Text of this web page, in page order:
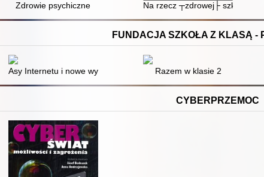
psychologicznej
Zdrowie psychiczne Na rzecz ┬zdrowej├ szkoły
FUNDACJA SZKOŁA Z KLASĄ -
o wartościach, emocjach i bezpieczeństwie w internecie
Asy Internetu i nowe wyzwania : pięć opowiadań o wartościach,
Razem w klasie 2
CYBERPRZEMOC